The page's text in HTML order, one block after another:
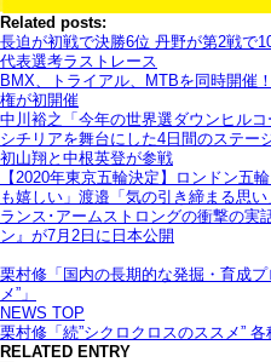
Related posts:
長迫が初戦で決勝6位 丹野が第2戦で
代表選考ラストレース
BMX、トライアル、MTBを同時開催
権が初開催
中川裕之「今年の世界選ダウンヒル
シチリアを舞台にした4日間のステー
初山翔と中根英登が参戦
【2020年東京五輪決定】ロンドン五
も嬉しい」渡邉「気の引き締まる思い
ランス･アームストロングの衝撃の実
ン』が7月2日に日本公開
栗村修「国内の長期的な発掘・育成
メ”」
NEWS TOP
栗村修「続”シクロクロスのススメ”
RELATED ENTRY